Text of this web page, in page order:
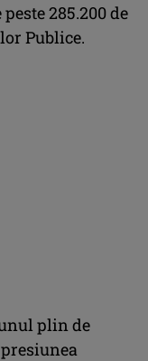
285.200 de
Publice.
plin de